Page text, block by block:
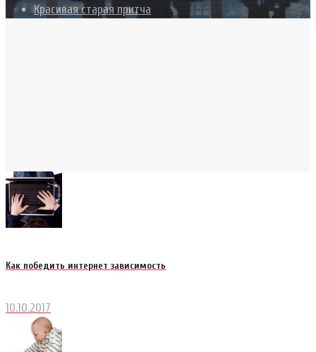
Красивая старая притча
Как победить интернет зависимость
10.10.2017